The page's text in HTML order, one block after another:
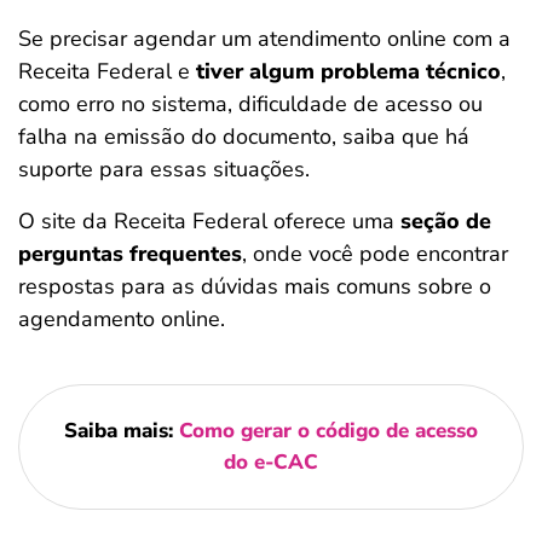
Se precisar agendar um atendimento online com a
Receita Federal e tiver algum problema técnico,
como erro no sistema, dificuldade de acesso ou
falha na emissão do documento, saiba que há
suporte para essas situações.
O site da Receita Federal oferece uma seção de
perguntas frequentes, onde você pode encontrar
respostas para as dúvidas mais comuns sobre o
agendamento online.
Saiba mais: Como gerar o código de acesso
do e-CAC